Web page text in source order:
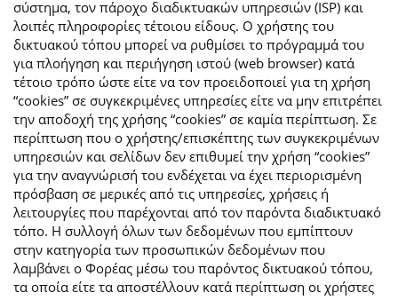
σύστημα, τον πάροχο διαδικτυακών υπηρεσιών (ISP) και
λοιπές πληροφορίες τέτοιου είδους. Ο χρήστης του
δικτυακού τόπου μπορεί να ρυθμίσει το πρόγραμμά του
για πλοήγηση και περιήγηση ιστού (web browser) κατά
τέτοιο τρόπο ώστε είτε να τον προειδοποιεί για τη χρήση
“cookies” σε συγκεκριμένες υπηρεσίες είτε να μην επιτρέπει
την αποδοχή της χρήσης “cookies” σε καμία περίπτωση. Σε
περίπτωση που ο χρήστης/επισκέπτης των συγκεκριμένων
υπηρεσιών και σελίδων δεν επιθυμεί την χρήση “cookies”
για την αναγνώρισή του ενδέχεται να έχει περιορισμένη
πρόσβαση σε μερικές από τις υπηρεσίες, χρήσεις ή
λειτουργίες που παρέχονται από τον παρόντα διαδικτυακό
τόπο. Η συλλογή όλων των δεδομένων που εμπίπτουν
στην κατηγορία των προσωπικών δεδομένων που
λαμβάνει ο Φορέας μέσω του παρόντος δικτυακού τόπου,
τα οποία είτε τα αποστέλλουν κατά περίπτωση οι χρήστες